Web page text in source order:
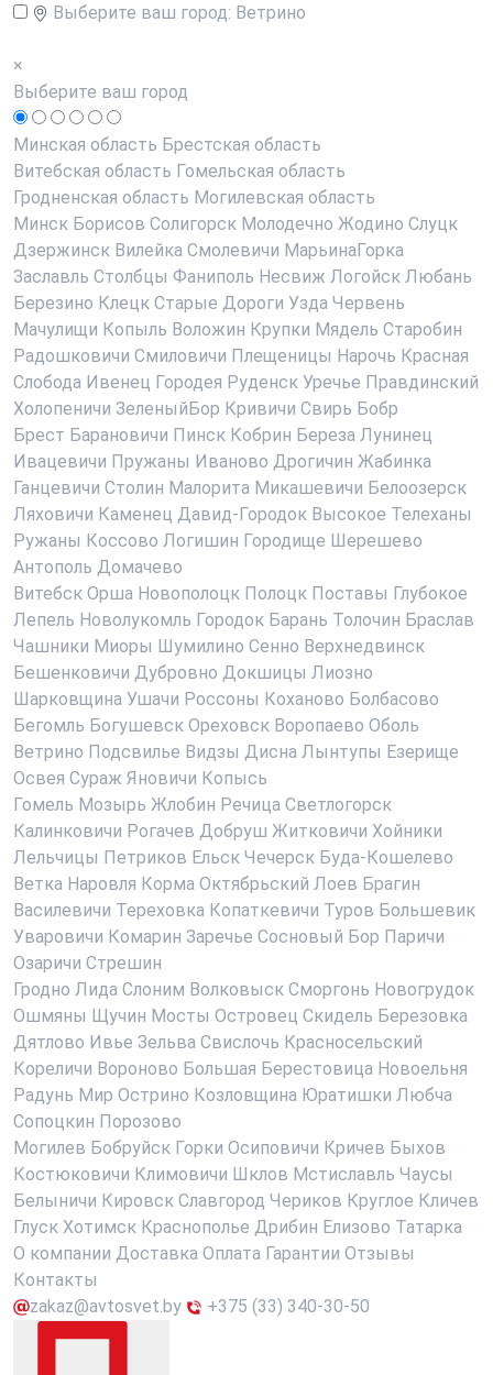
Выберите ваш город: Ветрино
×
Выберите ваш город
Минская область Брестская область
Витебская область Гомельская область
Гродненская область Могилевская область
Минск Борисов Солигорск Молодечно Жодино Слуцк
Дзержинск Вилейка Смолевичи МарьинаГорка
Заславль Столбцы Фаниполь Несвиж Логойск Любань
Березино Клецк Старые Дороги Узда Червень
Мачулищи Копыль Воложин Крупки Мядель Старобин
Радошковичи Смиловичи Плещеницы Нарочь Красная
Слобода Ивенец Городея Руденск Уречье Правдинский
Холопеничи ЗеленыйБор Кривичи Свирь Бобр
Брест Барановичи Пинск Кобрин Береза Лунинец
Ивацевичи Пружаны Иваново Дрогичин Жабинка
Ганцевичи Столин Малорита Микашевичи Белоозерск
Ляховичи Каменец Давид-Городок Высокое Телеханы
Ружаны Коссово Логишин Городище Шерешево
Антополь Домачево
Витебск Орша Новополоцк Полоцк Поставы Глубокое
Лепель Новолукомль Городок Барань Толочин Браслав
Чашники Миоры Шумилино Сенно Верхнедвинск
Бешенковичи Дубровно Докшицы Лиозно
Шарковщина Ушачи Россоны Коханово Болбасово
Бегомль Богушевск Ореховск Воропаево Оболь
Ветрино Подсвилье Видзы Дисна Лынтупы Езерище
Освея Сураж Яновичи Копысь
Гомель Мозырь Жлобин Речица Светлогорск
Калинковичи Рогачев Добруш Житковичи Хойники
Лельчицы Петриков Ельск Чечерск Буда-Кошелево
Ветка Наровля Корма Октябрьский Лоев Брагин
Василевичи Тереховка Копаткевичи Туров Большевик
Уваровичи Комарин Заречье Сосновый Бор Паричи
Озаричи Стрешин
Гродно Лида Слоним Волковыск Сморгонь Новогрудок
Ошмяны Щучин Мосты Островец Скидель Березовка
Дятлово Ивье Зельва Свислочь Красносельский
Кореличи Вороново Большая Берестовица Новоельня
Радунь Мир Острино Козловщина Юратишки Любча
Сопоцкин Порозово
Могилев Бобруйск Горки Осиповичи Кричев Быхов
Костюковичи Климовичи Шклов Мстиславль Чаусы
Белыничи Кировск Славгород Чериков Круглое Кличев
Глуск Хотимск Краснополье Дрибин Елизово Татарка
О компании Доставка Оплата Гарантии Отзывы
Контакты
zakaz@avtosvet.by
+375 (33) 340-30-50